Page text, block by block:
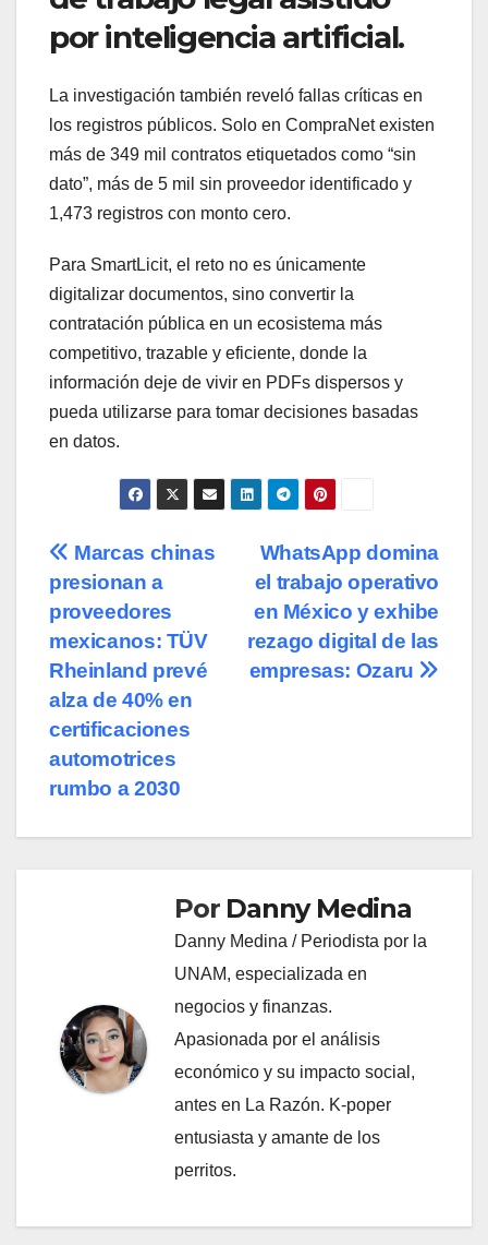
por inteligencia artificial.
La investigación también reveló fallas críticas en
los registros públicos. Solo en CompraNet existen
más de 349 mil contratos etiquetados como “sin
dato”, más de 5 mil sin proveedor identificado y
1,473 registros con monto cero.
Para SmartLicit, el reto no es únicamente
digitalizar documentos, sino convertir la
contratación pública en un ecosistema más
competitivo, trazable y eficiente, donde la
información deje de vivir en PDFs dispersos y
pueda utilizarse para tomar decisiones basadas
en datos.
Navegación
de
entradas
WhatsApp domina
el trabajo operativo
en México y exhibe
rezago digital de las
empresas: Ozaru
Marcas chinas
presionan a
proveedores
mexicanos: TÜV
Rheinland prevé
alza de 40% en
certificaciones
automotrices
rumbo a 2030
Por Danny Medina
Danny Medina / Periodista por la
UNAM, especializada en
negocios y finanzas.
Apasionada por el análisis
económico y su impacto social,
antes en La Razón. K-poper
entusiasta y amante de los
perritos.